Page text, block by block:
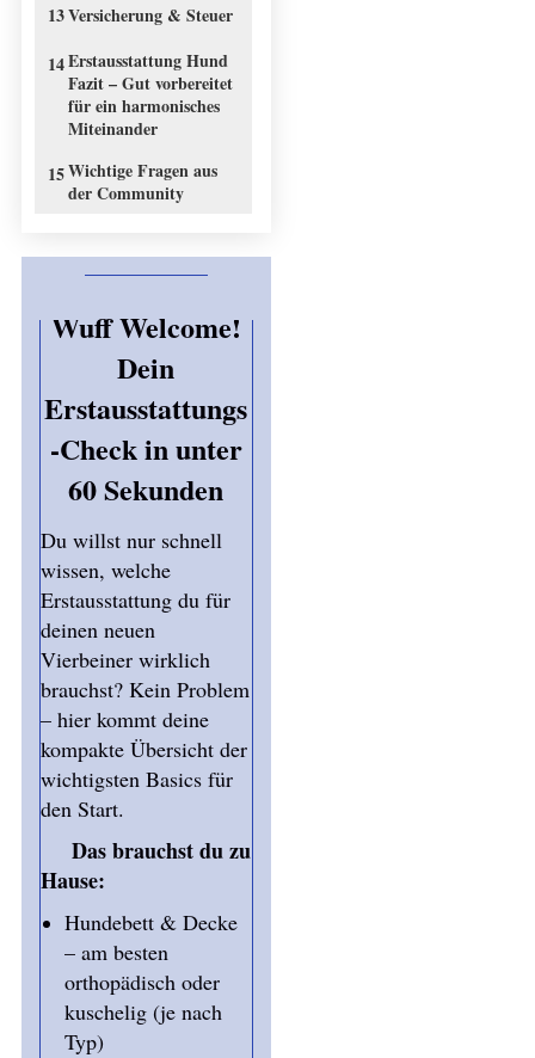
13Versicherung & Steuer
14Erstausstattung Hund
Fazit – Gut vorbereitet
für ein harmonisches
Miteinander
15Wichtige Fragen aus
der Community
Wuff Welcome!
Dein
Erstausstattungs
-Check in unter
60 Sekunden
Du willst nur schnell
wissen, welche
Erstausstattung du für
deinen neuen
Vierbeiner wirklich
brauchst? Kein Problem
– hier kommt deine
kompakte Übersicht der
wichtigsten Basics für
den Start.
Das brauchst du zu
Hause:
Hundebett & Decke
– am besten
orthopädisch oder
kuschelig (je nach
Typ)